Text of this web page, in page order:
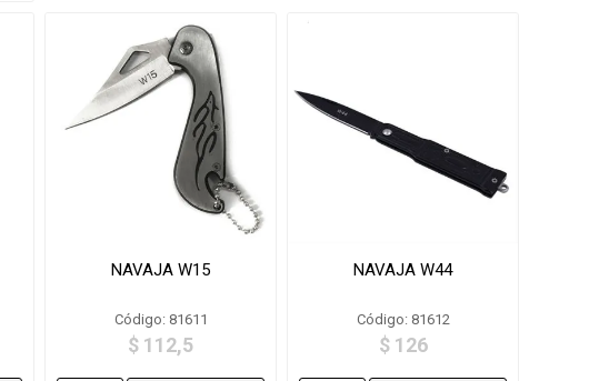
NAVAJA W15
Código: 81611
$ 112,5
NAVAJA W44
Código: 81612
$ 126